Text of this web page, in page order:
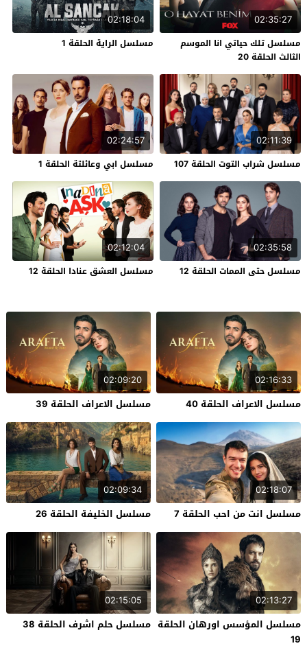
02:35:27
مسلسل تلك حياتي انا الموسم
الثالث الحلقة 20
02:18:04
مسلسل الراية الحلقة 1
02:11:39
مسلسل شراب التوت الحلقة 107
02:24:57
مسلسل ابي وعائلتة الحلقة 1
02:35:58
مسلسل حتى الممات الحلقة 12
02:12:04
مسلسل العشق عنادا الحلقة 12
02:16:33
مسلسل الاعراف الحلقة 40
02:09:20
مسلسل الاعراف الحلقة 39
02:18:07
مسلسل انت من احب الحلقة 7
02:09:34
مسلسل الخليفة الحلقة 26
02:13:27
مسلسل المؤسس اورهان الحلقة
19
02:15:05
مسلسل حلم اشرف الحلقة 38